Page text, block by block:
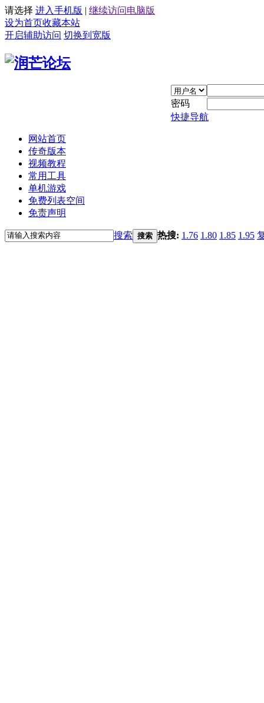
请选择 进入手机版 | 继续访问电脑版
设为首页收藏本站
开启辅助访问 切换到宽版
密码
快捷导航
网站首页
传奇版本
视频教程
常用工具
单机游戏
免费列表空间
免责声明
搜索 搜索 热搜: 1.76 1.80 1.85 1.95